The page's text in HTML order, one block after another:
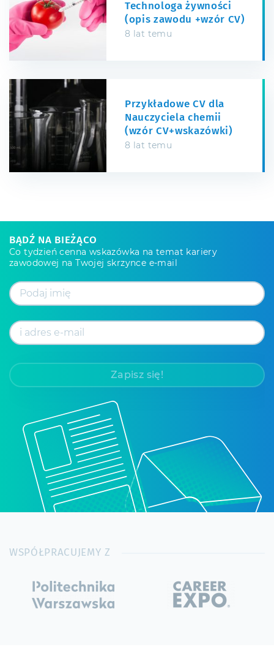
Technologa żywności
(opis zawodu +wzór CV)
8 lat temu
Przykładowe CV dla
Nauczyciela chemii
(wzór CV+wskazówki)
8 lat temu
BĄDŹ NA BIEŻĄCO
Co tydzień cenna wskazówka na temat kariery
zawodowej na Twojej skrzynce e-mail
Zapisz się!
WSPÓŁPRACUJEMY Z